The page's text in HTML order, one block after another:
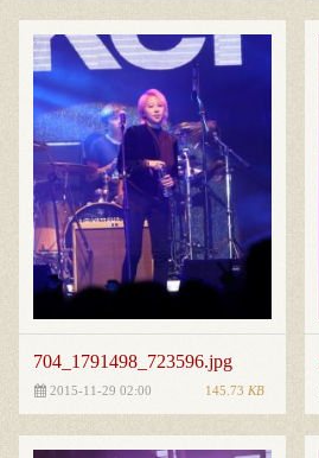
704_1791498_723596.jpg
2015-11-29 02:00 145.73 KB